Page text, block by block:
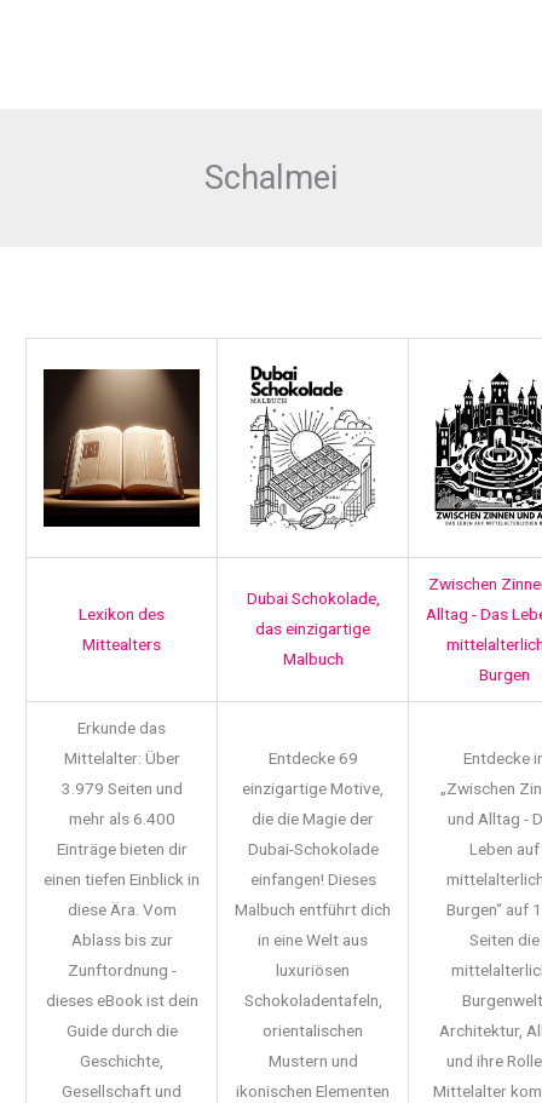
Schalmei
Lexikon des
Mittealters
Dubai Schokolade,
das einzigartige
Malbuch
Zwischen
Alltag - Das
Burgen
Erkunde das
Mittelalter: Über
3.979 Seiten und
mehr als 6.400
Einträge bieten dir
einen tiefen Einblick in
diese Ära. Vom
Ablass bis zur
Zunftordnung -
dieses eBook ist dein
Guide durch die
Geschichte,
Gesellschaft und
Entdecke 69
einzigartige Motive,
die die Magie der
Dubai-Schokolade
einfangen! Dieses
Malbuch entführt dich
in eine Welt aus
luxuriösen
Schokoladentafeln,
orientalischen
Mustern und
ikonischen Elementen
Entdecke
„Zwischen
und Alltag -
Leben auf
Burgen“ auf
Seiten die
Architektur,
und ihre
Mittelalter